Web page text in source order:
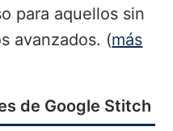
para aquellos sin
avanzados. (más
de Google Stitch